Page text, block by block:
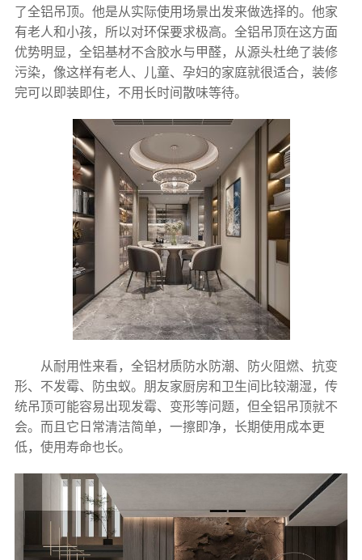
了全铝吊顶。他是从实际使用场景出发来做选择的。他家
有老人和小孩，所以对环保要求极高。全铝吊顶在这方面
优势明显，全铝基材不含胶水与甲醛，从源头杜绝了装修
污染，像这样有老人、儿童、孕妇的家庭就很适合，装修
完可以即装即住，不用长时间散味等待。
从耐用性来看，全铝材质防水防潮、防火阻燃、抗变
形、不发霉、防虫蚁。朋友家厨房和卫生间比较潮湿，传
统吊顶可能容易出现发霉、变形等问题，但全铝吊顶就不
会。而且它日常清洁简单，一擦即净，长期使用成本更
低，使用寿命也长。